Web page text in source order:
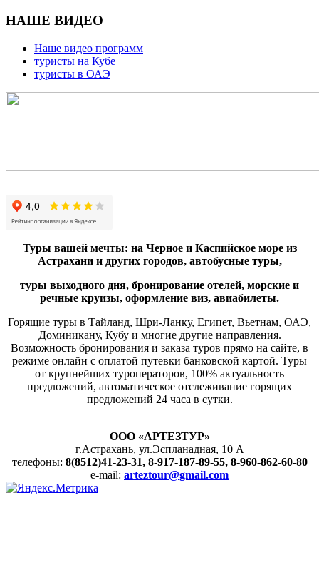
НАШЕ ВИДЕО
Наше видео программ
туристы на Кубе
туристы в ОАЭ
Туры вашей мечты: на Черное и Каспийское море из
Астрахани и других городов, автобусные туры,
туры выходного дня, бронирование отелей, морские и
речные круизы, оформление виз, авиабилеты.
Горящие туры в Тайланд, Шри-Ланку, Египет, Вьетнам, ОАЭ,
Доминикану, Кубу и многие другие направления.
Возможность бронирования и заказа туров прямо на сайте, в
режиме онлайн с оплатой путевки банковской картой. Туры
от крупнейших туроператоров, 100% актуальность
предложений, автоматическое отслеживание горящих
предложений 24 часа в сутки.
ООО «АРТЕЗТУР»
г.Астрахань, ул.Эспланадная, 10 А
телефоны: 8(8512)41-23-31, 8-917-187-89-55, 8-960-862-60-80
e-mail: arteztour@gmail.com